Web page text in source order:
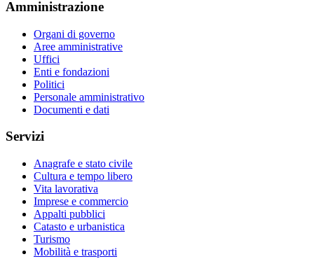
Amministrazione
Organi di governo
Aree amministrative
Uffici
Enti e fondazioni
Politici
Personale amministrativo
Documenti e dati
Servizi
Anagrafe e stato civile
Cultura e tempo libero
Vita lavorativa
Imprese e commercio
Appalti pubblici
Catasto e urbanistica
Turismo
Mobilità e trasporti